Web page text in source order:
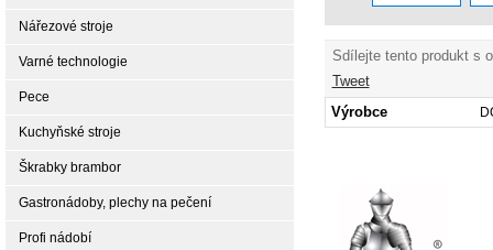
Sdílejte tento produkt s
Tweet
Výrobce
Nářezové stroje
Varné technologie
Pece
Kuchyňské stroje
Škrabky brambor
Gastronádoby, plechy na pečení
Profi nádobí